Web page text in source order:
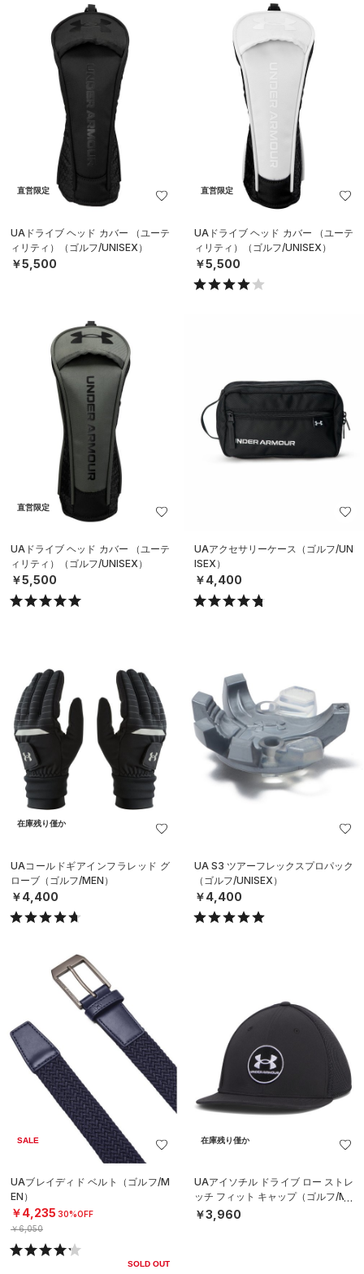
直営限定
UAドライブ ヘッド カバー （ユーテ
ィリティ）（ゴルフ/UNISEX）
￥5,500
直営限定
UAドライブ ヘッド カバー （ユーテ
ィリティ）（ゴルフ/UNISEX）
￥5,500
直営限定
UAドライブ ヘッド カバー （ユーテ
ィリティ）（ゴルフ/UNISEX）
￥5,500
UAアクセサリーケース（ゴルフ/UN
ISEX）
￥4,400
在庫残り僅か
UAコールドギアインフラレッド グ
ローブ（ゴルフ/MEN）
￥4,400
UA S3 ツアーフレックスプロパック
（ゴルフ/UNISEX）
￥4,400
SALE
UAブレイディド ベルト（ゴルフ/M
EN）
￥4,235 30%OFF
￥6,050
SOLD OUT
在庫残り僅か
UAアイソチル ドライブ ロー ストレ
ッチ フィット キャップ（ゴルフ/ME
N）
￥3,960